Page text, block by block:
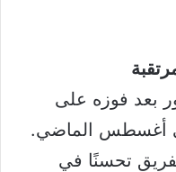
بعد فوزه على
بنتيجة 3-1 في أغسطس الماضي.
تحسنًا في